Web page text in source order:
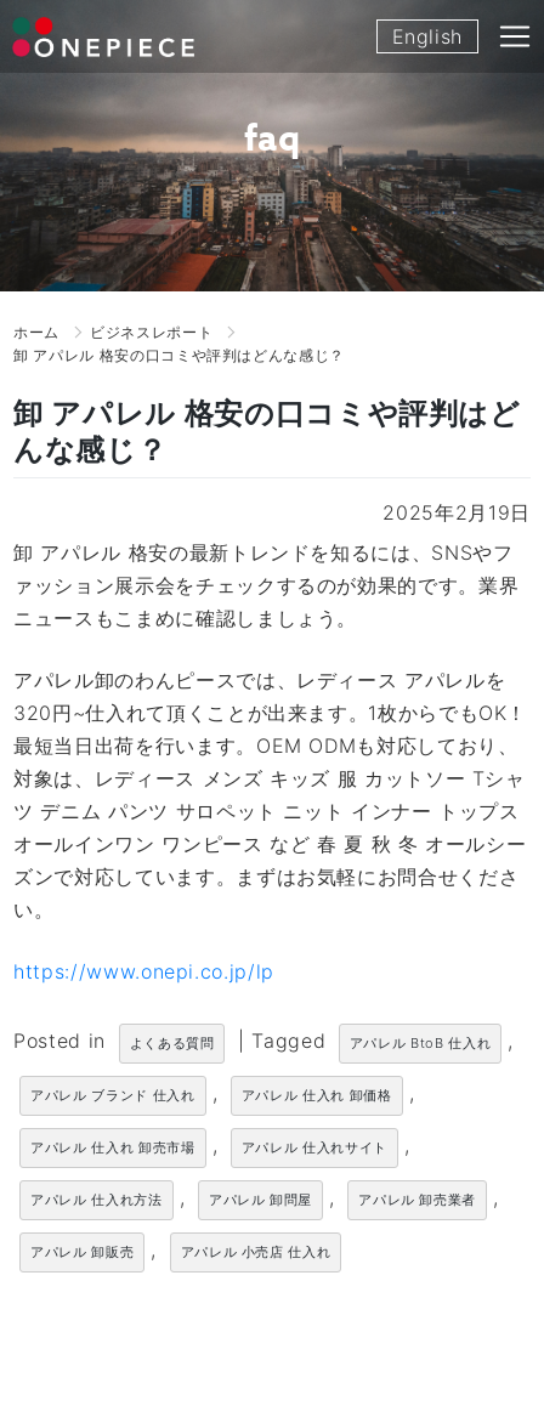
Skip
to
English
faq
ホーム
ビジネスレポート
卸 アパレル 格安の口コミや評判はどんな感じ？
卸 アパレル 格安の口コミや評判はど
んな感じ？
2025年2月19日
卸 アパレル 格安の最新トレンドを知るには、SNSやフ
ァッション展示会をチェックするのが効果的です。業界
ニュースもこまめに確認しましょう。
アパレル卸のわんピースでは、レディース アパレルを
320円~仕入れて頂くことが出来ます。1枚からでもOK！
最短当日出荷を行います。OEM ODMも対応しており、
対象は、レディース メンズ キッズ 服 カットソー Tシャ
ツ デニム パンツ サロペット ニット インナー トップス
オールインワン ワンピース など 春 夏 秋 冬 オールシー
ズンで対応しています。まずはお気軽にお問合せくださ
い。
https://www.onepi.co.jp/lp
Posted in よくある質問 Tagged アパレル BtoB 仕入れ ,
アパレル ブランド 仕入れ , アパレル 仕入れ 卸価格 ,
アパレル 仕入れ 卸売市場 , アパレル 仕入れサイト ,
アパレル 仕入れ方法 , アパレル 卸問屋 , アパレル 卸売業者 ,
アパレル 卸販売 , アパレル 小売店 仕入れ